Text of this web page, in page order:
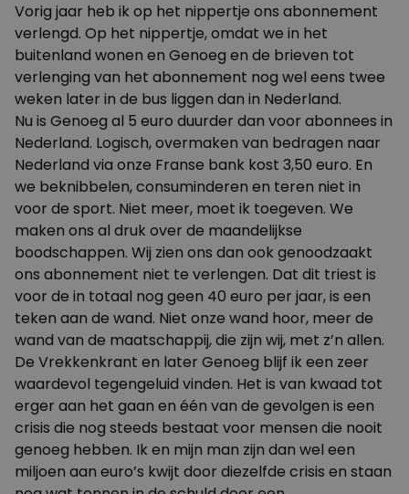
Vorig jaar heb ik op het nippertje ons abonnement
verlengd. Op het nippertje, omdat we in het
buitenland wonen en Genoeg en de brieven tot
verlenging van het abonnement nog wel eens twee
weken later in de bus liggen dan in Nederland.
Nu is Genoeg al 5 euro duurder dan voor abonnees in
Nederland. Logisch, overmaken van bedragen naar
Nederland via onze Franse bank kost 3,50 euro. En
we beknibbelen, consuminderen en teren niet in
voor de sport. Niet meer, moet ik toegeven. We
maken ons al druk over de maandelijkse
boodschappen. Wij zien ons dan ook genoodzaakt
ons abonnement niet te verlengen. Dat dit triest is
voor de in totaal nog geen 40 euro per jaar, is een
teken aan de wand. Niet onze wand hoor, meer de
wand van de maatschappij, die zijn wij, met z’n allen.
De Vrekkenkrant en later Genoeg blijf ik een zeer
waardevol tegengeluid vinden. Het is van kwaad tot
erger aan het gaan en één van de gevolgen is een
crisis die nog steeds bestaat voor mensen die nooit
genoeg hebben. Ik en mijn man zijn dan wel een
miljoen aan euro’s kwijt door diezelfde crisis en staan